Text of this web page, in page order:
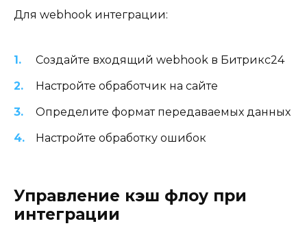
Для webhook интеграции:
Создайте входящий webhook в Битрикс24
Настройте обработчик на сайте
Определите формат передаваемых данных
Настройте обработку ошибок
Управление кэш флоу при
интеграции